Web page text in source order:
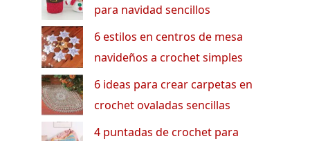
para navidad sencillos
6 estilos en centros de mesa
navideños a crochet simples
6 ideas para crear carpetas en
crochet ovaladas sencillas
4 puntadas de crochet para